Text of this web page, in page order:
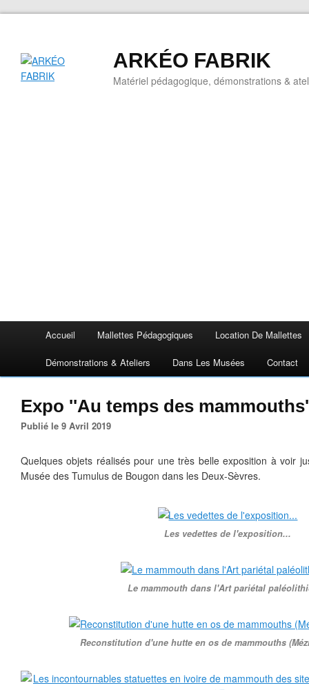
ARKÉO FABRIK
Matériel pédagogique, démonstrations &
Accueil Mallettes Pédagogiques Location De Mallettes
Démonstrations & Ateliers Dans Les Musées Contact
Expo ''Au temps des
Publié le 9 Avril 2019
Quelques objets réalisés pour une très belle exposition à voir
Musée des Tumulus de Bougon dans les Deux-Sèvres.
Les vedettes de l'exposition...
Le mammouth dans l'Art pariétal
Reconstitution d'une hutte en os de mammouths